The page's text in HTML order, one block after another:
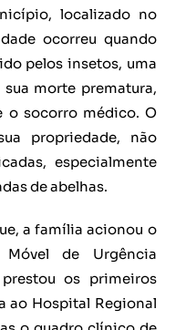
localizado no
ocorreu quando
pelos insetos, uma
morte prematura,
o socorro médico. O
propriedade, não
especialmente
de abelhas.
a família acionou o
de Urgência
os primeiros
ao Hospital Regional